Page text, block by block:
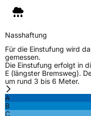
Nasshaftung
Für die Einstufung wird
gemessen.
Die Einstufung erfolgt in
E (längster Bremsweg).
um rund 3 bis 6 Meter.
A
B
C